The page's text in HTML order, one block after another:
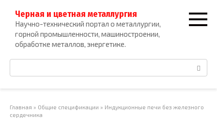
контенту
Черная и цветная металлургия
Научно-технический портал о металлургии,
горной промышленности, машиностроении,
обработке металлов, энергетике.
Поиск:
Главная » Общие спецификации » Индукционные печи без железного
сердечника